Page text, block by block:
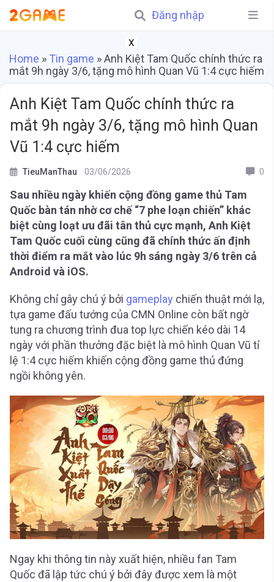
Đăng nhập
X
Home » Tin game »Anh Kiệt Tam Quốc chính thức ra
mắt 9h ngày 3/6, tặng mô hình Quan Vũ 1:4 cực hiếm
Anh Kiệt Tam Quốc chính thức ra
mắt 9h ngày 3/6, tặng mô hình Quan
Vũ 1:4 cực hiếm
TieuManThau 03/06/2026 0
Sau nhiều ngày khiến cộng đồng game thủ Tam
Quốc bàn tán nhờ cơ chế “7 phe loạn chiến” khác
biệt cùng loạt ưu đãi tân thủ cực mạnh, Anh Kiệt
Tam Quốc cuối cùng cũng đã chính thức ấn định
thời điểm ra mắt vào lúc 9h sáng ngày 3/6 trên cả
Android và iOS.
Không chỉ gây chú ý bởi gameplay chiến thuật mới lạ,
tựa game đấu tướng của CMN Online còn bất ngờ
tung ra chương trình đua top lực chiến kéo dài 14
ngày với phần thưởng đặc biệt là mô hình Quan Vũ tỉ
lệ 1:4 cực hiếm khiến cộng đồng game thủ đứng
ngồi không yên.
Ngay khi thông tin này xuất hiện, nhiều fan Tam
Quốc đã lập tức chú ý bởi đây được xem là một